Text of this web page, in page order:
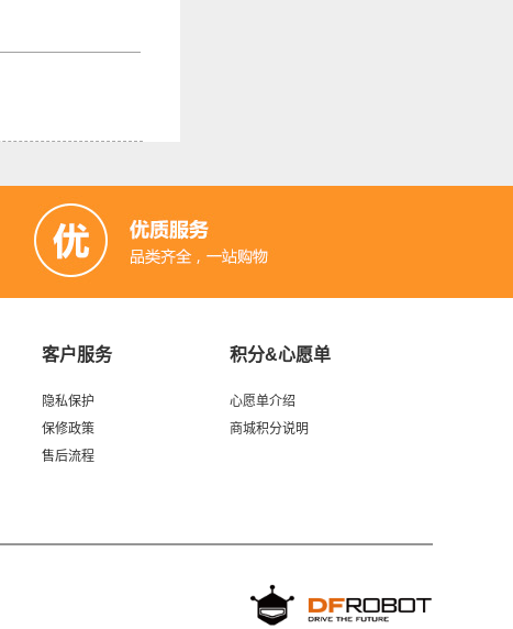
客户服务
隐私保护
保修政策
售后流程
积分&心愿单
心愿单介绍
商城积分说明